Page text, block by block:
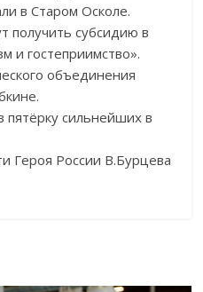
в Старом Осколе.
получить субсидию в
и гостеприимство».
объединения
сильнейших в
Героя России В.Бурцева